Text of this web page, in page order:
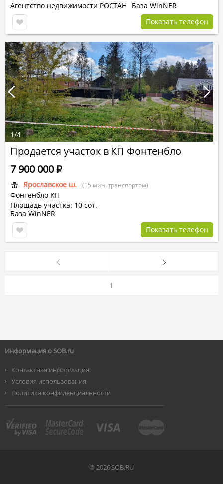
Агентство недвижимости РОСТАН
База WinNER
Показать телефон
Продается участок в КП Фонтенбло
Ярославское ш. (15 мин. транспортом)
Фонтенбло КП
Площадь участка: 10 сот.
7 900 000Р
База WinNER
Показать телефон
1/4
1
Информация о SOB.ru
Контактная информация
Условия использования
Политика конфиденциальности
© 2026 SOB.RU